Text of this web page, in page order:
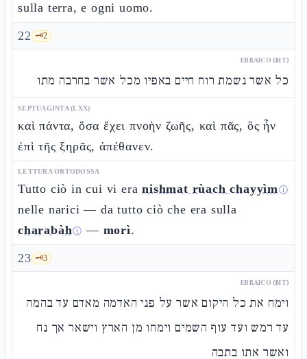
sulla terra, e ogni uomo.
22 🗝️2
EBRAICO (MT)
כל אשר נשמת רוח חיים באפיו מכל אשר בחרבה מתו
SEPTUAGINTA (LXX)
καὶ πάντα, ὅσα ἔχει πνοὴν ζωῆς, καὶ πᾶς, ὃς ἦν
ἐπὶ τῆς ξηρᾶς, ἀπέθανεν.
LETTURA ORTODOSSA
Tutto ciò in cui vi eranishmat rùach chayyìmⓘ
nelle narici — da tutto ciò che era sulla
charabàhⓘ — morì.
23 🗝️3
EBRAICO (MT)
וימח את כל היקום אשר על פני האדמה מאדם עד בהמה
עד רמש ועד עוף השמים וימחו מן הארץ וישאר אך נח
ואשר אתו בתבה